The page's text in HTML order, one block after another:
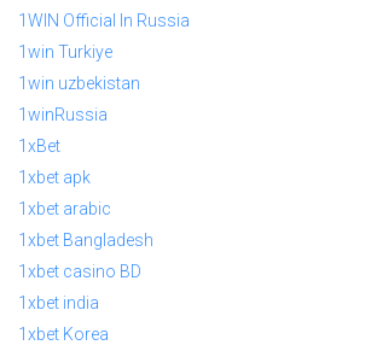
1WIN Official In Russia
1win Turkiye
1win uzbekistan
1winRussia
1xBet
1xbet apk
1xbet arabic
1xbet Bangladesh
1xbet casino BD
1xbet india
1xbet Korea